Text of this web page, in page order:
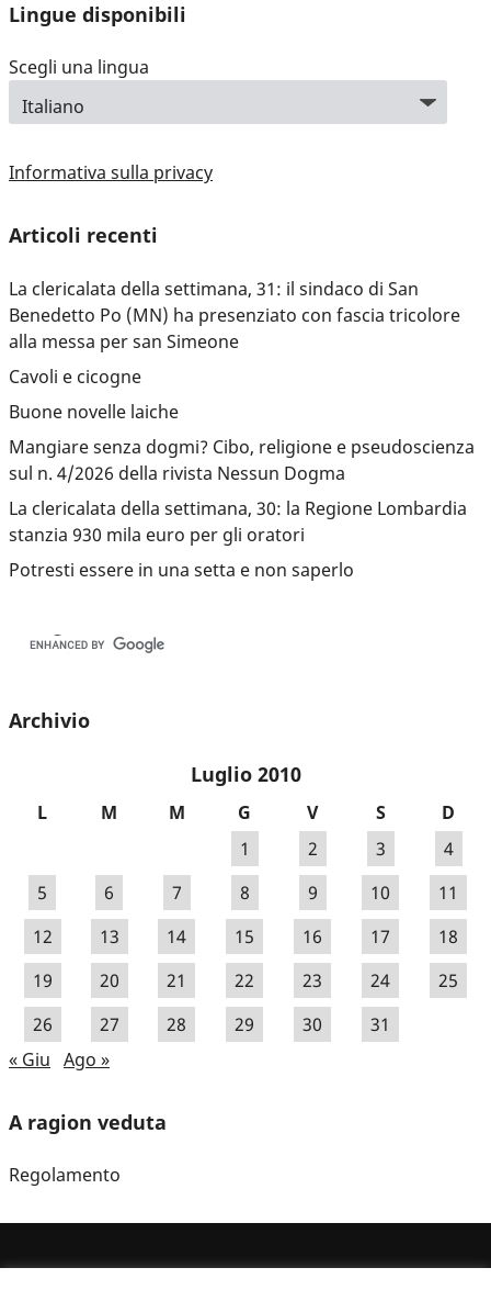
Lingue disponibili
Scegli una lingua
Informativa sulla privacy
Articoli recenti
La clericalata della settimana, 31: il sindaco di San
Benedetto Po (MN) ha presenziato con fascia tricolore
alla messa per san Simeone
Cavoli e cicogne
Buone novelle laiche
Mangiare senza dogmi? Cibo, religione e pseudoscienza
sul n. 4/2026 della rivista Nessun Dogma
La clericalata della settimana, 30: la Regione Lombardia
stanzia 930 mila euro per gli oratori
Potresti essere in una setta e non saperlo
Archivio
Luglio 2010
L M M G V S
D
1
2 3
4
5
6 7 8 9 10
11
12
13 14 15 16 17
18
19
20 21 22 23 24
25
26
27 28 29 30
31
« Giu Ago »
A ragion veduta
Regolamento